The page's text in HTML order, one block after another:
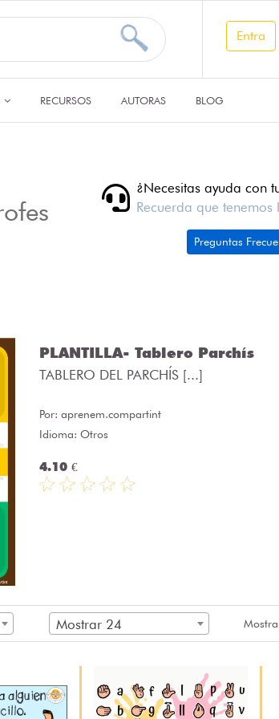
Entra
RECURSOS AUTORAS BLOG
¿Necesitas ayuda con
Recuerda que
Preguntas
PLANTILLA- Tablero Parchís
TABLERO DEL PARCHÍS [...]
Por:aprenem.compartint
Idioma: Otros
4.10 €
Mostrar 24